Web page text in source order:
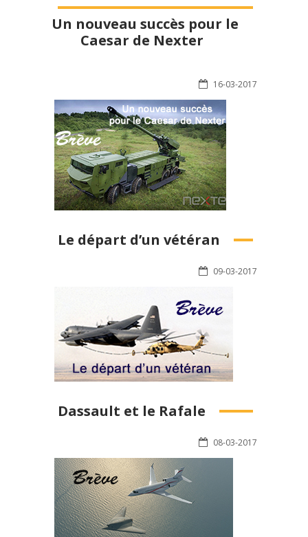
Un nouveau succès pour le
Caesar de Nexter
16-03-2017
Le départ d’un vétéran
09-03-2017
Dassault et le Rafale
08-03-2017